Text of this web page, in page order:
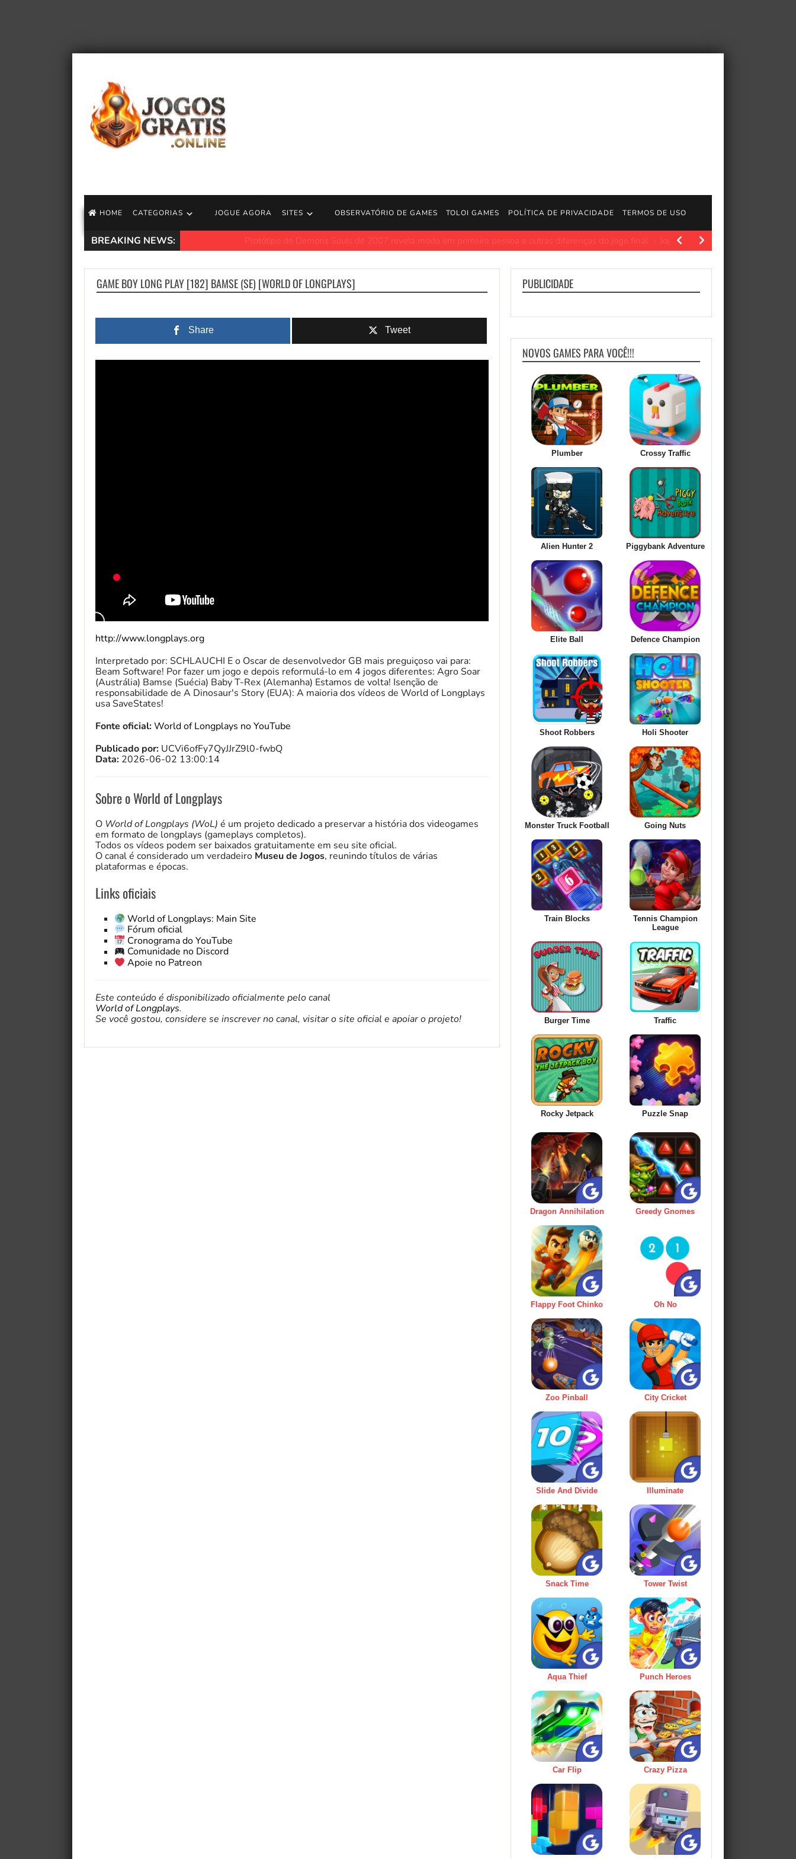
HOME CATEGORIAS JOGUE AGORA SITES OBSERVATÓRIO DE GAMES TOLOI GAMES POLÍTICA DE PRIVACIDADE TERMOS DE USO
BREAKING NEWS: Protótipo de Demons Souls de 2007 revela modo em primeira pessoa e outras diferenças do jogo final JogosGratisFun. O investigador de longa data
GAME BOY LONG PLAY [182] BAMSE (SE) [WORLD OF LONGPLAYS]
Share Tweet
http://www.longplays.org
Interpretado por: SCHLAUCHI E o Oscar de desenvolvedor GB mais preguiçoso vai para:
Beam Software! Por fazer um jogo e depois reformulá-lo em 4 jogos diferentes: Agro Soar
(Austrália) Bamse (Suécia) Baby T-Rex (Alemanha) Estamos de volta! Isenção de
responsabilidade de A Dinosaur's Story (EUA): A maioria dos vídeos de World of Longplays
usa SaveStates!
Fonte oficial:World of Longplays no YouTube
Publicado por: UCVi6ofFy7QyJJrZ9l0-fwbQ
Data: 2026-06-02 13:00:14
Sobre o World of Longplays
O World of Longplays (WoL) é um projeto dedicado a preservar a história dos videogames
em formato de longplays (gameplays completos).
Todos os vídeos podem ser baixados gratuitamente em seu site oficial.
O canal é considerado um verdadeiro Museu de Jogos, reunindo títulos de várias
plataformas e épocas.
Links oficiais
World of Longplays: Main Site
Fórum oficial
Cronograma do YouTube
Comunidade no Discord
Apoie no Patreon
Este conteúdo é disponibilizado oficialmente pelo canal
World of Longplays.
Se você gostou, considere se inscrever no canal, visitar o site oficial e apoiar o projeto!
PUBLICIDADE
NOVOS GAMES PARA VOCÊ!!!
Plumber Crossy Traffic
Alien Hunter 2 Piggybank Adventure
Elite Ball Defence Champion
Shoot Robbers Holi Shooter
Monster Truck Football Going Nuts
Train Blocks
Tennis Champion
League
Burger Time Traffic
Rocky Jetpack Puzzle Snap
Dragon Annihilation Greedy Gnomes
Flappy Foot Chinko Oh No
Zoo Pinball City Cricket
Slide And Divide Illuminate
Snack Time Tower Twist
Aqua Thief Punch Heroes
Car Flip Crazy Pizza